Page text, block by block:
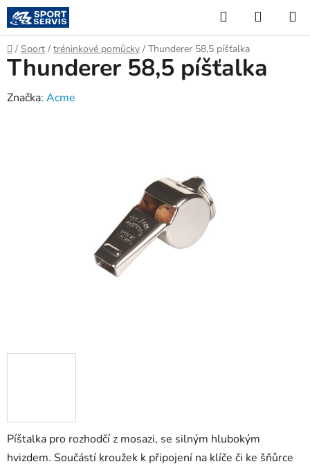
Přejít
na
obsah
Hledat
KOŠÍK
Domů
/ Sport / tréninkové pomůcky / Thunderer 58,5 píšťalka
Píštalka pro rozhodčí z mosazi, se silným hlubokým
hvizdem. Součástí kroužek k připojení na klíče či ke šňůrce
Thunderer 58,5 píšťalka
Značka: Acme